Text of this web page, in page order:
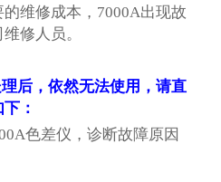
维修成本，7000A出现故
修人员。
后，依然无法使用，请直
：
色差仪，诊断故障原因